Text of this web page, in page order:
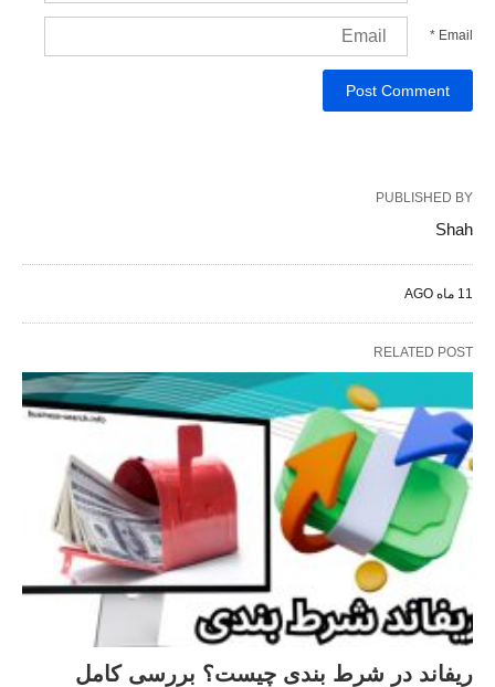
Email
*
PUBLISHED BY
Shah
11 ماه AGO
RELATED POST
ریفاند در شرط‌ بندی چیست؟ بررسی کامل